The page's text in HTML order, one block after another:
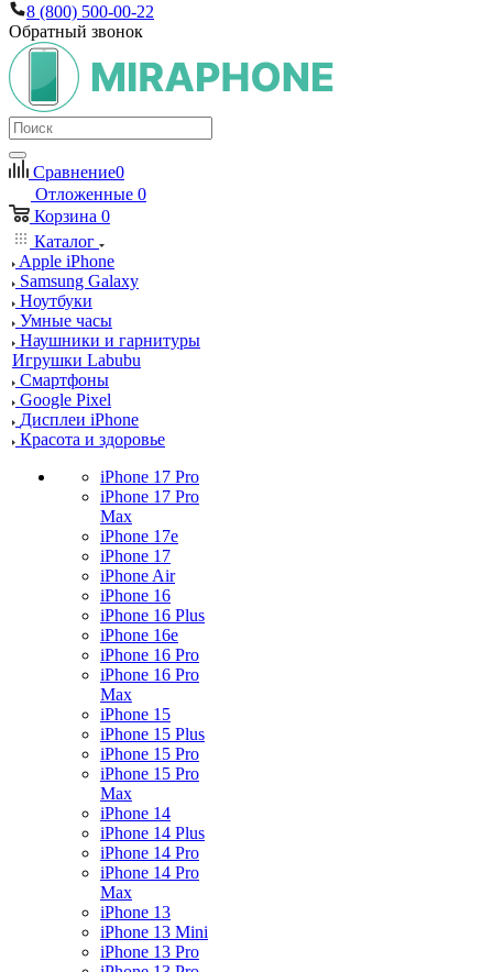
8 (800) 500-00-22
Обратный звонок
Сравнение0
Отложенные 0
Корзина 0
Каталог
Apple iPhone
Samsung Galaxy
Ноутбуки
Умные часы
Наушники и гарнитуры
Игрушки Labubu
Смартфоны
Google Pixel
Дисплеи iPhone
Красота и здоровье
iPhone 17 Pro
iPhone 17 Pro
Max
iPhone 17e
iPhone 17
iPhone Air
iPhone 16
iPhone 16 Plus
iPhone 16e
iPhone 16 Pro
iPhone 16 Pro
Max
iPhone 15
iPhone 15 Plus
iPhone 15 Pro
iPhone 15 Pro
Max
iPhone 14
iPhone 14 Plus
iPhone 14 Pro
iPhone 14 Pro
Max
iPhone 13
iPhone 13 Mini
iPhone 13 Pro